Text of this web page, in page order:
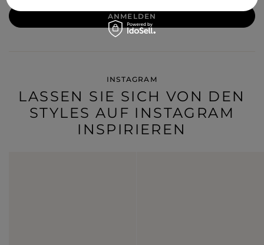
ANMELDEN
INSTAGRAM
LASSEN SIE SICH VON DEN
STYLES AUF INSTAGRAM
INSPIRIEREN